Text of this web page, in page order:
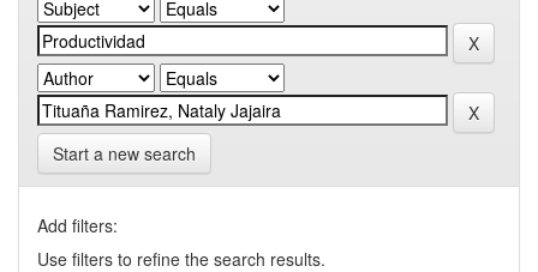
Start a new search
Add filters:
Use filters to refine the search results.